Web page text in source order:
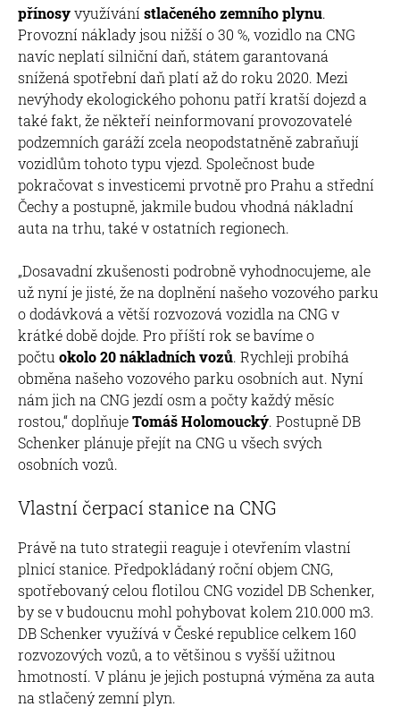
přínosyvyužívání stlačeného zemního plynu.
Provozní náklady jsou nižší o 30 %, vozidlo na CNG
navíc neplatí silniční daň, státem garantovaná
snížená spotřební daň platí až do roku 2020. Mezi
nevýhody ekologického pohonu patří kratší dojezd a
také fakt, že někteří neinformovaní provozovatelé
podzemních garáží zcela neopodstatněně zabraňují
vozidlům tohoto typu vjezd. Společnost bude
pokračovat s investicemi prvotně pro Prahu a střední
Čechy a postupně, jakmile budou vhodná nákladní
auta na trhu, také v ostatních regionech.
„Dosavadní zkušenosti podrobně vyhodnocujeme, ale
už nyní je jisté, že na doplnění našeho vozového parku
o dodávková a větší rozvozová vozidla na CNG v
krátké době dojde. Pro příští rok se bavíme o
počtu okolo 20 nákladních vozů. Rychleji probíhá
obměna našeho vozového parku osobních aut. Nyní
nám jich na CNG jezdí osm a počty každý měsíc
rostou,“ doplňujeTomáš Holomoucký. Postupně DB
Schenker plánuje přejít na CNG u všech svých
osobních vozů.
Vlastní čerpací stanice na CNG
Právě na tuto strategii reaguje i otevřením vlastní
plnicí stanice. Předpokládaný roční objem CNG,
spotřebovaný celou flotilou CNG vozidel DB Schenker,
by se v budoucnu mohl pohybovat kolem 210.000 m3.
DB Schenker využívá v České republice celkem 160
rozvozových vozů, a to většinou s vyšší užitnou
hmotností. V plánu je jejich postupná výměna za auta
na stlačený zemní plyn.